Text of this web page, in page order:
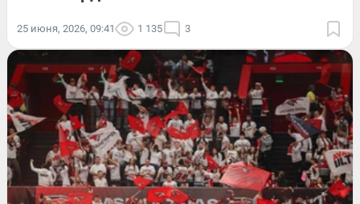
25 июня, 2026, 09:41 1 135 3